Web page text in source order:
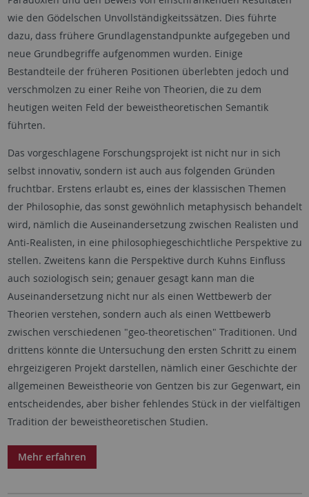
wie den Gödelschen Unvollständigkeitssätzen. Dies führte
dazu, dass frühere Grundlagenstandpunkte aufgegeben und
neue Grundbegriffe aufgenommen wurden. Einige
Bestandteile der früheren Positionen überlebten jedoch und
verschmolzen zu einer Reihe von Theorien, die zu dem
heutigen weiten Feld der beweistheoretischen Semantik
führten.
Das vorgeschlagene Forschungsprojekt ist nicht nur in sich
selbst innovativ, sondern ist auch aus folgenden Gründen
fruchtbar. Erstens erlaubt es, eines der klassischen Themen
der Philosophie, das sonst gewöhnlich metaphysisch behandelt
wird, nämlich die Auseinandersetzung zwischen Realisten und
Anti-Realisten, in eine philosophiegeschichtliche Perspektive zu
stellen. Zweitens kann die Perspektive durch Kuhns Einfluss
auch soziologisch sein; genauer gesagt kann man die
Auseinandersetzung nicht nur als einen Wettbewerb der
Theorien verstehen, sondern auch als einen Wettbewerb
zwischen verschiedenen "geo-theoretischen" Traditionen. Und
drittens könnte die Untersuchung den ersten Schritt zu einem
ehrgeizigeren Projekt darstellen, nämlich einer Geschichte der
allgemeinen Beweistheorie von Gentzen bis zur Gegenwart, ein
entscheidendes, aber bisher fehlendes Stück in der vielfältigen
Tradition der beweistheoretischen Studien.
Mehr erfahren